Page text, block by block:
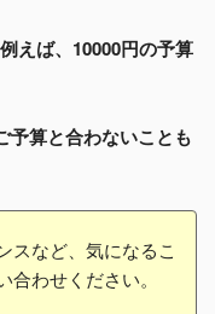
えば、10000円の予算
予算と合わないことも
スなど、気になるこ
わせください。